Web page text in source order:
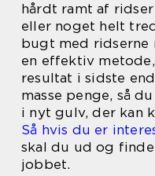
hårdt ramt af
eller noget helt
bugt med ridserne
en effektiv
resultat i sidste
masse penge, så
i nyt gulv, der kan
Så hvis du er
skal du ud og
jobbet.